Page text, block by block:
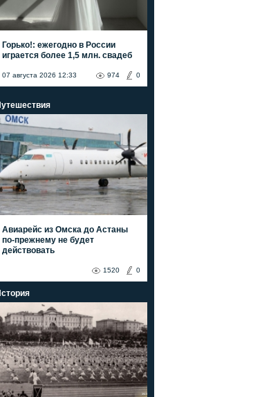
Горько!: ежегодно в России
играется более 1,5 млн. свадеб
07 августа 2026 12:33 0
974
Авиарейс из Омска до Астаны
по-прежнему не будет
действовать
0
1520